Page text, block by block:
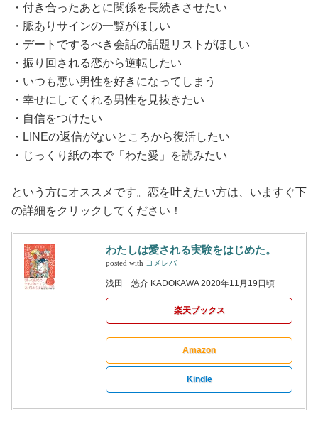
・付き合ったあとに関係を長続きさせたい
・脈ありサインの一覧がほしい
・デートでするべき会話の話題リストがほしい
・振り回される恋から逆転したい
・いつも悪い男性を好きになってしまう
・幸せにしてくれる男性を見抜きたい
・自信をつけたい
・LINEの返信がないところから復活したい
・じっくり紙の本で「わた愛」を読みたい
という方にオススメです。恋を叶えたい方は、いますぐ下
の詳細をクリックしてください！
わたしは愛される実験をはじめた。
posted with ヨメレバ
浅田 悠介 KADOKAWA 2020年11月19日頃
楽天ブックス
Amazon
Kindle